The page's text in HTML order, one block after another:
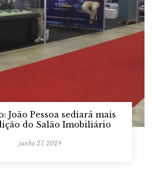
João Pessoa sediará mais
do Salão Imobiliário
junho 27, 2024